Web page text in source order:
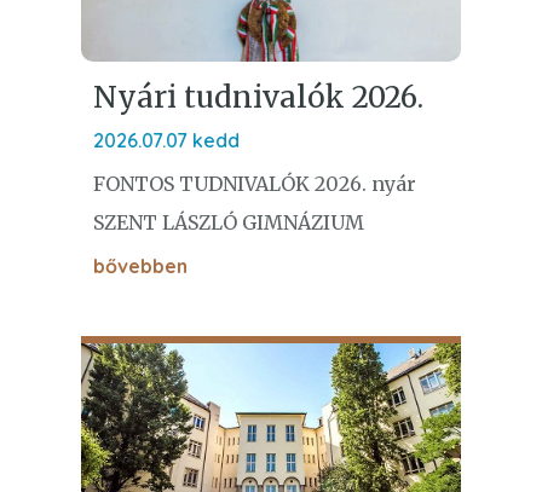
Nyári tudnivalók 2026.
2026.07.07 kedd
FONTOS TUDNIVALÓK 2026. nyár
SZENT LÁSZLÓ GIMNÁZIUM
bővebben